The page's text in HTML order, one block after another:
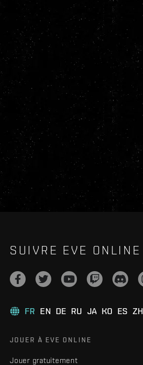
SUIVRE EVE ONLINE
FR EN DE RU JA KO ES ZH
JOUER À EVE ONLINE
Jouer gratuitement